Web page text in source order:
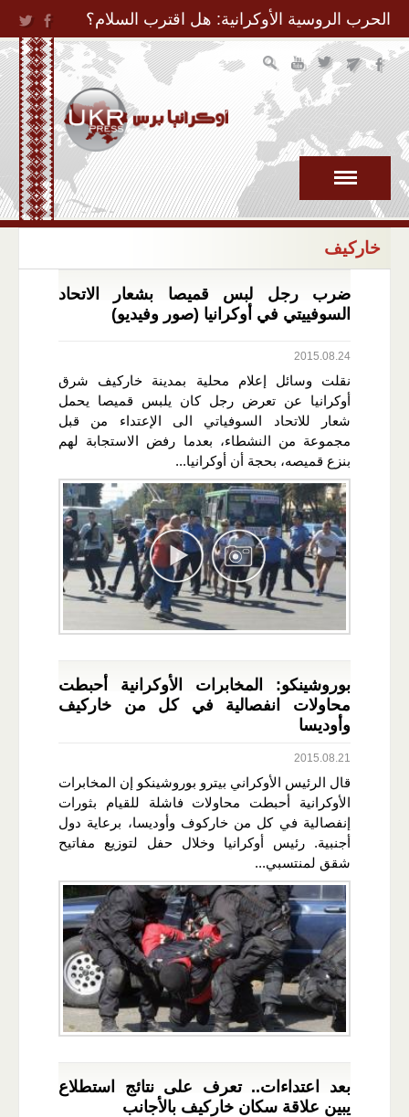
Jump to Navigation
الحرب الروسية الأوكرانية: هل اقترب السلام؟
خاركيف
ضرب رجل لبس قميصا بشعار الاتحاد
السوفييتي في أوكرانيا (صور وفيديو)
2015.08.24
نقلت وسائل إعلام محلية بمدينة خاركيف شرق
أوكرانيا عن تعرض رجل كان يلبس قميصا يحمل
شعار للاتحاد السوفياتي الى الإعتداء من قبل
مجموعة من النشطاء، بعدما رفض الاستجابة لهم
بنزع قميصه، بحجة أن أوكرانيا...
بوروشينكو: المخابرات الأوكرانية أحبطت
محاولات انفصالية في كل من خاركيف
وأوديسا
2015.08.21
قال الرئيس الأوكراني بيترو بوروشينكو إن المخابرات
الأوكرانية أحبطت محاولات فاشلة للقيام بثورات
إنفصالية في كل من خاركوف وأوديسا، برعاية دول
أجنبية. رئيس أوكرانيا وخلال حفل لتوزيع مفاتيح
شقق لمنتسبي...
بعد اعتداءات.. تعرف على نتائج استطلاع
يبين علاقة سكان خاركيف بالأجانب